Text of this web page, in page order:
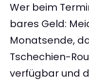
Wer beim
bares Geld:
Monatsende,
Tschechien-
verfügbar und